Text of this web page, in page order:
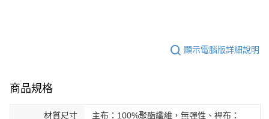
顯示電腦版詳細說明
商品規格
材質尺寸
主布：100%聚酯纖維，無彈性、裡布：